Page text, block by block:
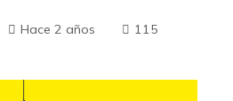
Hace 2 años 115